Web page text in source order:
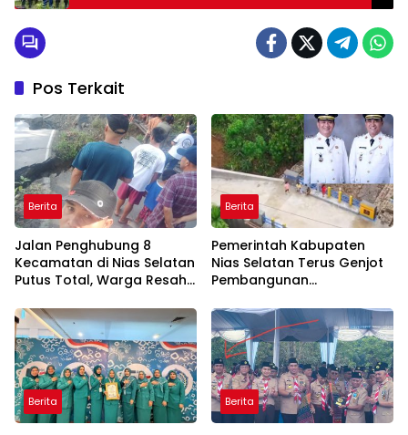
Pos Terkait
Berita
Jalan Penghubung 8
Kecamatan di Nias Selatan
Putus Total, Warga Resah
Terganggu
Berita
Pemerintah Kabupaten
Nias Selatan Terus Genjot
Pembangunan
Mendorong Konektivitas
dan Pertumbuhan Daerah
Berita Berita